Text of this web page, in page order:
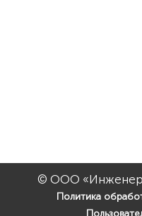
© ООО
Политика